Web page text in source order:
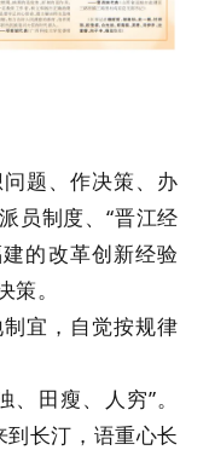
题、作决策、办
员制度、“晋江经
的改革创新经验
。
宜，自觉按规律
田瘦、人穷”。
长汀，语重心长